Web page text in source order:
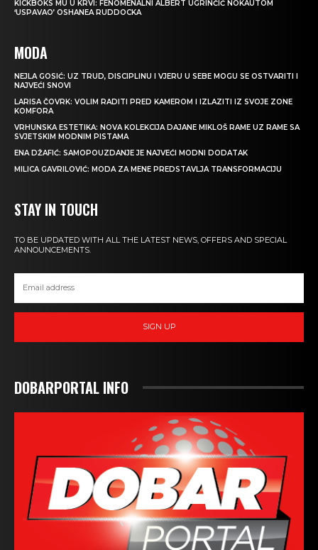
KICKBOKS MU U KRVI: FENOMENALNI ALBERT UGRINČIĆ NOKAUTOM
‘USPAVAO’ OSHANEA RUDDOCKA
MODA
NEJLA GOSIĆ: UZ TRUD, DISCIPLINU I VJERU U SEBE MOGU SE OSTVARITI I
NAJVEĆI SNOVI
LARISA ČOVRK: VOLIM RADITI PRED KAMEROM I IZLAZITI IZ SVOJE ZONE
KOMFORA
VRHUNSKA ESTETIKA: NOVA KOLEKCIJA DAJANE MIKLOŠ RAME UZ RAME SA
SVJETSKIM MODNIM PISTAMA
ENA DŽAFIĆ: SAMOPOUZDANJE JE NAJVEĆI MODNI DODATAK
MILICA GAVRILOVIĆ: MODA ZA MENE PREDSTAVLJA TRANSFORMACIJU
STAY IN TOUCH
TO BE UPDATED WITH ALL THE LATEST NEWS, OFFERS AND SPECIAL
ANNOUNCEMENTS.
SIGN UP
DOBARPORTAL INFO